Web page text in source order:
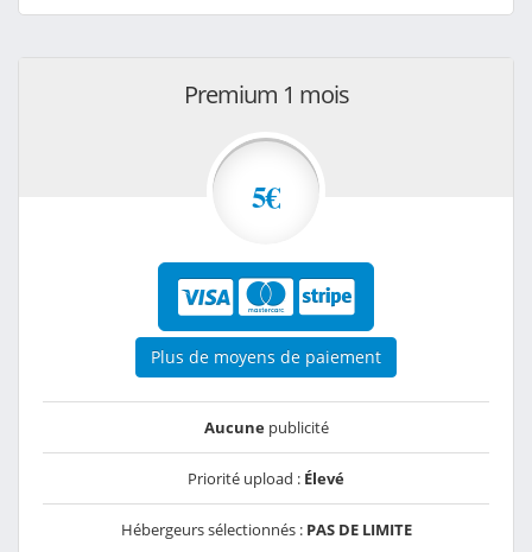
Premium 1 mois
5€
Plus de moyens de paiement
Aucunepublicité
Priorité upload : Élevé
Hébergeurs sélectionnés : PAS DE LIMITE